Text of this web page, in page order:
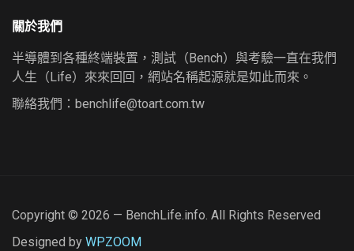
關於我們
半導體到各種終端裝置，測試（Bench）與考驗一直在我們
人生（Life）來來回回，網站名稱起源就是如此而來。
聯絡我們： benchlife@toart.com.tw
Copyright © 2026 — BenchLife.info. All Rights Reserved
Designed by WPZOOM